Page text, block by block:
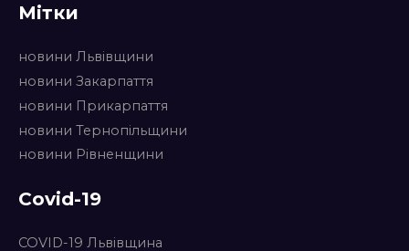
Мітки
новини Львівщини
новини Закарпаття
новини Прикарпаття
новини Тернопільщини
новини Рівненщини
Covid-19
COVID-19 Львівщина